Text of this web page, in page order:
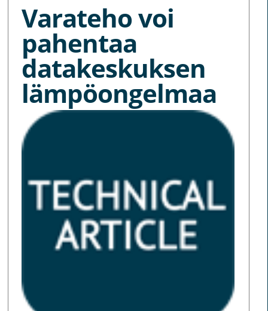
Varateho voi
pahentaa
datakeskuksen
lämpöongelmaa